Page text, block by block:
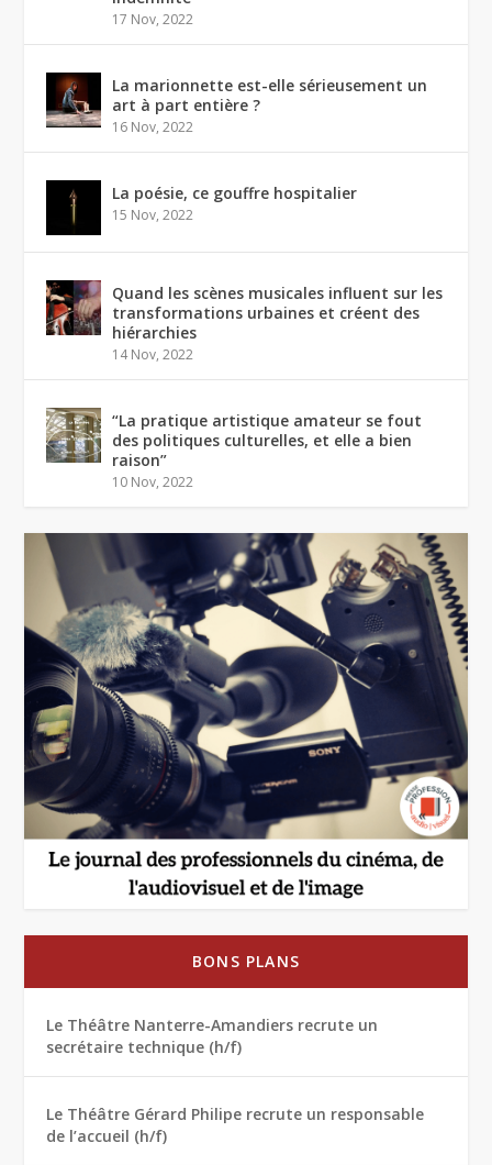
17 Nov, 2022
La marionnette est-elle sérieusement un
art à part entière ?
16 Nov, 2022
La poésie, ce gouffre hospitalier
15 Nov, 2022
Quand les scènes musicales influent sur les
transformations urbaines et créent des
hiérarchies
14 Nov, 2022
“La pratique artistique amateur se fout
des politiques culturelles, et elle a bien
raison”
10 Nov, 2022
BONS PLANS
Le Théâtre Nanterre-Amandiers recrute un
secrétaire technique (h/f)
Le Théâtre Gérard Philipe recrute un responsable
de l’accueil (h/f)